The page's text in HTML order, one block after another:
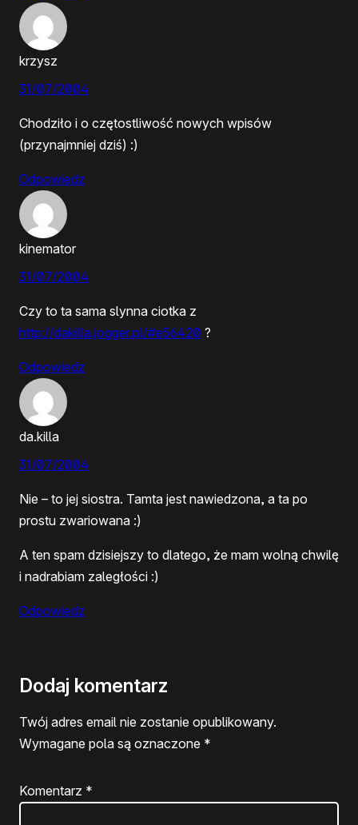
krzysz
31/07/2004
Chodziło i o czętostliwość nowych wpisów
(przynajmniej dziś) :)
Odpowiedz
kinemator
31/07/2004
Czy to ta sama slynna ciotka z
http://dakilla.jogger.pl/#e56420 ?
Odpowiedz
da.killa
31/07/2004
Nie – to jej siostra. Tamta jest nawiedzona, a ta po
prostu zwariowana :)
A ten spam dzisiejszy to dlatego, że mam wolną chwilę
i nadrabiam zaległości :)
Odpowiedz
Dodaj komentarz
Twój adres email nie zostanie opublikowany.
Wymagane pola są oznaczone *
Komentarz *